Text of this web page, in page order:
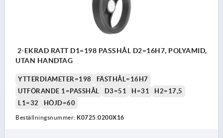
2-EKRAD RATT D1=198 PASSHÅL D2=16H7, POLYAMID,
UTAN HANDTAG
YTTERDIAMETER=198
FÄSTHÅL=16H7
UTFÖRANDE 1=PASSHÅL
D3=51 H=31
H2=17,5
L1=32
HÖJD=60
Beställningsnummer: K0725.0200X16